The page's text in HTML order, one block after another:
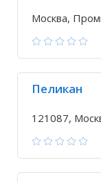
Москва,
Пеликан
121087,